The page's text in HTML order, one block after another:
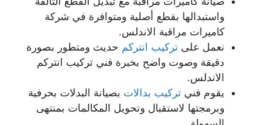
واستبدالها بقطع أصلية ومتوافرة في شركة
كاميرات مراقبة الاندلس.
نعمل على تركيب انتركم حديث ومتطور بصورة
دقيقة وصوت واضح بخبرة فني تركيب انتركم
الاندلس.
يقوم فني تركيب بدالات بصيانة البدلات بحرفية
وبرمجتها لاستقبال وتحويل المكالمات بمنتهى